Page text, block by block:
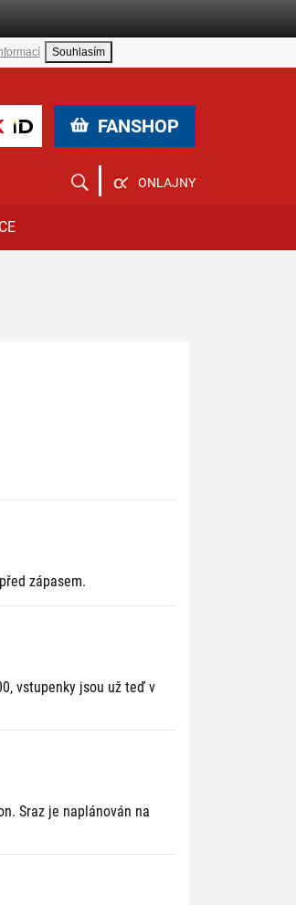
Souhlasím
FANSHOP
ONLAJNY
zápasem.
vstupenky jsou už teď v
Sraz je naplánován na